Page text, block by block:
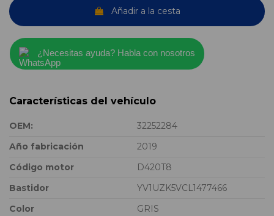
Añadir a la cesta
¿Necesitas ayuda? Habla con nosotros
Características del vehículo
OEM:
32252284
Año fabricación
2019
Código motor
D420T8
Bastidor
YV1UZK5VCL1477466
Color
GRIS